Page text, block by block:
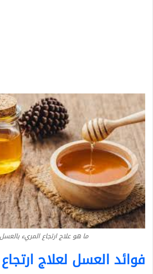
ما هو علاج ارتجاع المريء بالعسل
فوائد العسل لعلاج